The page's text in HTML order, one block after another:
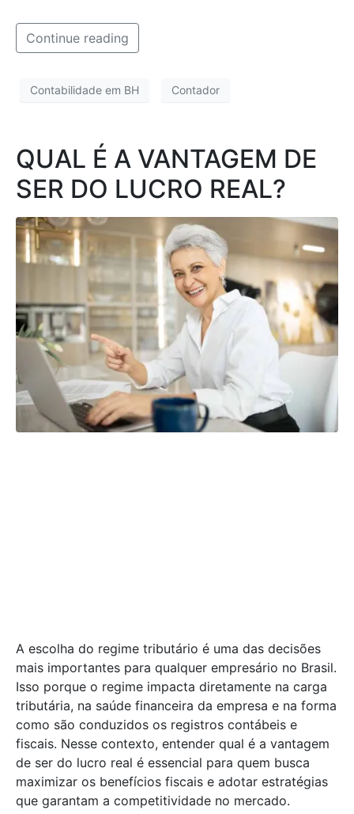
Continue reading
Contabilidade em BH Contador
QUAL É A VANTAGEM DE
SER DO LUCRO REAL?
A escolha do regime tributário é uma das decisões
mais importantes para qualquer empresário no Brasil.
Isso porque o regime impacta diretamente na carga
tributária, na saúde financeira da empresa e na forma
como são conduzidos os registros contábeis e
fiscais. Nesse contexto, entender qual é a vantagem
de ser do lucro real é essencial para quem busca
maximizar os benefícios fiscais e adotar estratégias
que garantam a competitividade no mercado.